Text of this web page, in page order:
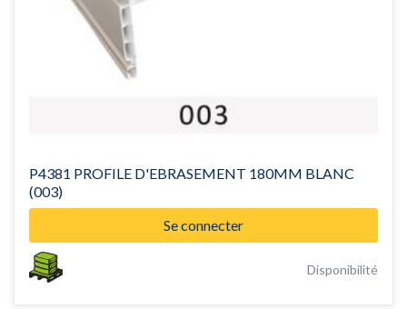
P4381 PROFILE D'EBRASEMENT 180MM BLANC
(003)
Se connecter
Disponibilité